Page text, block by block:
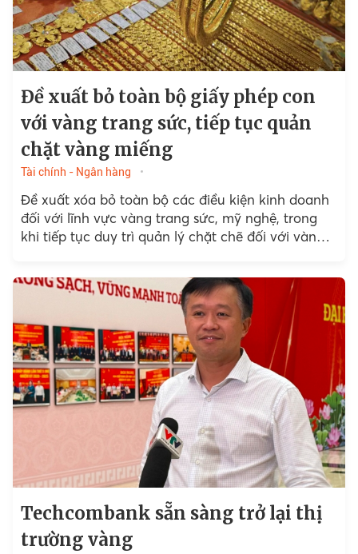
Đề xuất bỏ toàn bộ giấy phép con
với vàng trang sức, tiếp tục quản
chặt vàng miếng
Tài chính - Ngân hàng
Đề xuất xóa bỏ toàn bộ các điều kiện kinh doanh
đối với lĩnh vực vàng trang sức, mỹ nghệ, trong
khi tiếp tục duy trì quản lý chặt chẽ đối với vàng
Techcombank sẵn sàng trở lại thị
trường vàng